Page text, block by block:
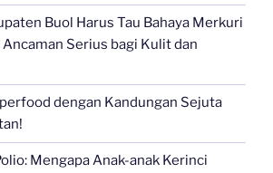
Buol Harus Tau Bahaya Merkuri
Serius bagi Kulit dan
dengan Kandungan Sejuta
Mengapa Anak-anak Kerinci